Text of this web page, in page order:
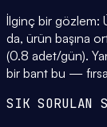
İlginç bir gözlem:
da, ürün başına
(0.8 adet/gün).
bir bant bu —
SIK SORULAN